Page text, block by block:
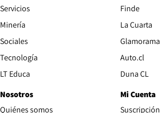
Servicios
Minería
Sociales
Tecnología
LT Educa
Finde
La Cuarta
Glamorama
Auto.cl
Duna CL
Nosotros
Quiénes somos
Mi Cuenta
Suscripción